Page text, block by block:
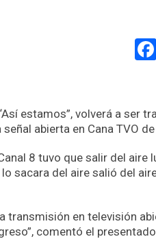
estamos”, volverá a ser
abierta en Cana TVO
8 tuvo que salir del aire
sacara del aire salió del
transmisión en televisión
comentó el